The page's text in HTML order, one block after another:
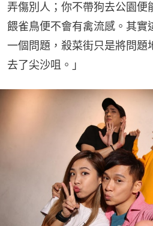
弄傷別人；你不帶狗去公園便
餵雀鳥便不會有禽流感。其實
一個問題，殺菜街只是將問題
去了尖沙咀。」